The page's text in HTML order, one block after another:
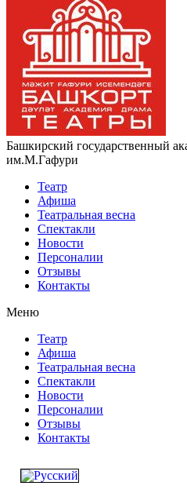
Башкирский государственный
им.М.Гафури
Театр
Афиша
Театральная весна
Спектакли
Новости
Персоналии
Отзывы
Контакты
Меню
Театр
Афиша
Театральная весна
Спектакли
Новости
Персоналии
Отзывы
Контакты